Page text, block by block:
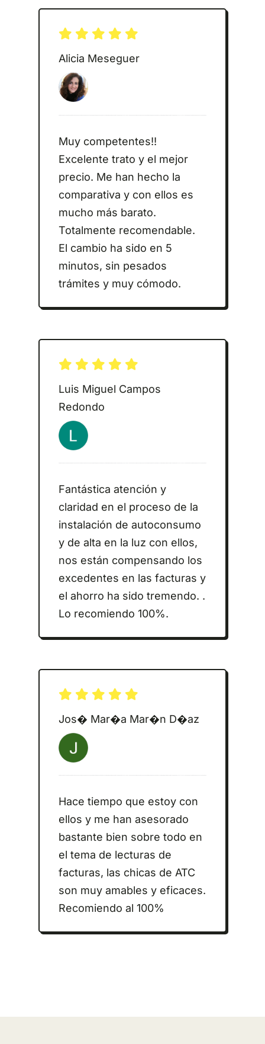
Alicia Meseguer
Muy competentes!!
Excelente trato y el mejor
precio. Me han hecho la
comparativa y con ellos es
mucho más barato.
Totalmente recomendable.
El cambio ha sido en 5
minutos, sin pesados
trámites y muy cómodo.
Luis Miguel Campos
Redondo
Fantástica atención y
claridad en el proceso de la
instalación de autoconsumo
y de alta en la luz con ellos,
nos están compensando los
excedentes en las facturas y
el ahorro ha sido tremendo. .
Lo recomiendo 100%.
Jos� Mar�a Mar�n D�az
Hace tiempo que estoy con
ellos y me han asesorado
bastante bien sobre todo en
el tema de lecturas de
facturas, las chicas de ATC
son muy amables y eficaces.
Recomiendo al 100%